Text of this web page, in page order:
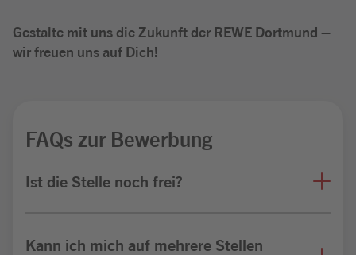
Gestalte mit uns die Zukunft der REWE Dortmund –
wir freuen uns auf Dich!
FAQs zur Bewerbung
Ist die Stelle noch frei?
Kann ich mich auf mehrere Stellen